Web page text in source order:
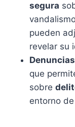
segura
pueden
revelar su
que
sobre
entorno